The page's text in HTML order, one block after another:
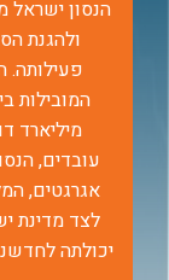
הנסון ישראל
ולהגנת
פעילותה.
עובדים,
אגרגטים,
לצד מדינת
יכולתה